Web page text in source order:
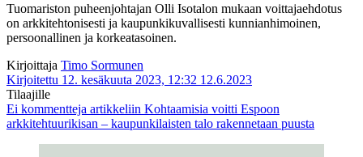
Tuomariston puheenjohtajan Olli Isotalon mukaan voittajaehdotus
on arkkitehtonisesti ja kaupunkikuvallisesti kunnianhimoinen,
persoonallinen ja korkeatasoinen.
Kirjoittaja Timo Sormunen
Kirjoitettu 12. kesäkuuta 2023, 12:32 12.6.2023
Tilaajille
Ei kommentteja artikkeliin Kohtaamisia voitti Espoon
arkkitehtuurikisan – kaupunkilaisten talo rakennetaan puusta